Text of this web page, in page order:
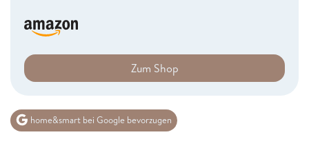
Zum Shop
home&smart bei Google bevorzugen